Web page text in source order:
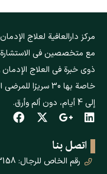
مركز دارالعافیة لعلاج
مع متخصصين في الاستشارة
ذوي خبرة في العلاج
إلى 4 أيام، دون ألم وأرق.
اتصل بنا
رقم الخاص للرجال: 9647866593158+